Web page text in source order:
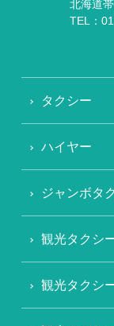
北海道
TEL：
タクシー
ハイヤー
ジャンボタ
観光タクシ
観光タクシ